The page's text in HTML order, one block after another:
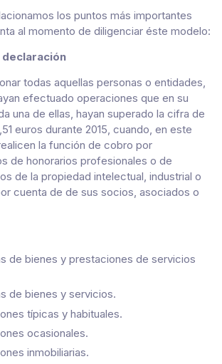
los puntos más importantes
al momento de diligenciar éste modelo:
declaración
todas aquellas personas o entidades,
efectuado operaciones que en su
una de ellas, hayan superado la cifra de
euros durante 2015, cuando, en este
la función de cobro por
de honorarios profesionales o de
de la propiedad intelectual, industrial o
cuenta de de sus socios, asociados o
de bienes y prestaciones de servicios
de bienes y servicios.
típicas y habituales.
ocasionales.
inmobiliarias.